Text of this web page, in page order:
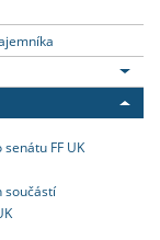
FF UK
součástí